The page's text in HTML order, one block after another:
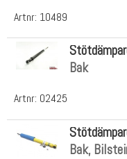
Artnr: 10489
Artnr: 02425
Bak
Bak,